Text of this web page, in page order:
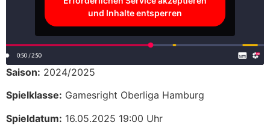
und Inhalte entsperren
Saison: 2024/2025
Spielklasse: Gamesright Oberliga Hamburg
Spieldatum: 16.05.2025 19:00 Uhr